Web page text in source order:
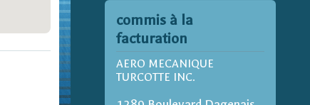
commis à la
facturation
AERO MECANIQUE
TURCOTTE INC.